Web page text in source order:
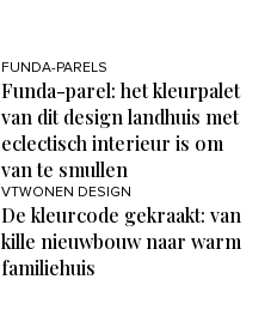
FUNDA-PARELS
Funda-parel: het kleurpalet
van dit design landhuis met
eclectisch interieur is om
van te smullen
VTWONEN DESIGN
De kleurcode gekraakt: van
kille nieuwbouw naar warm
familiehuis